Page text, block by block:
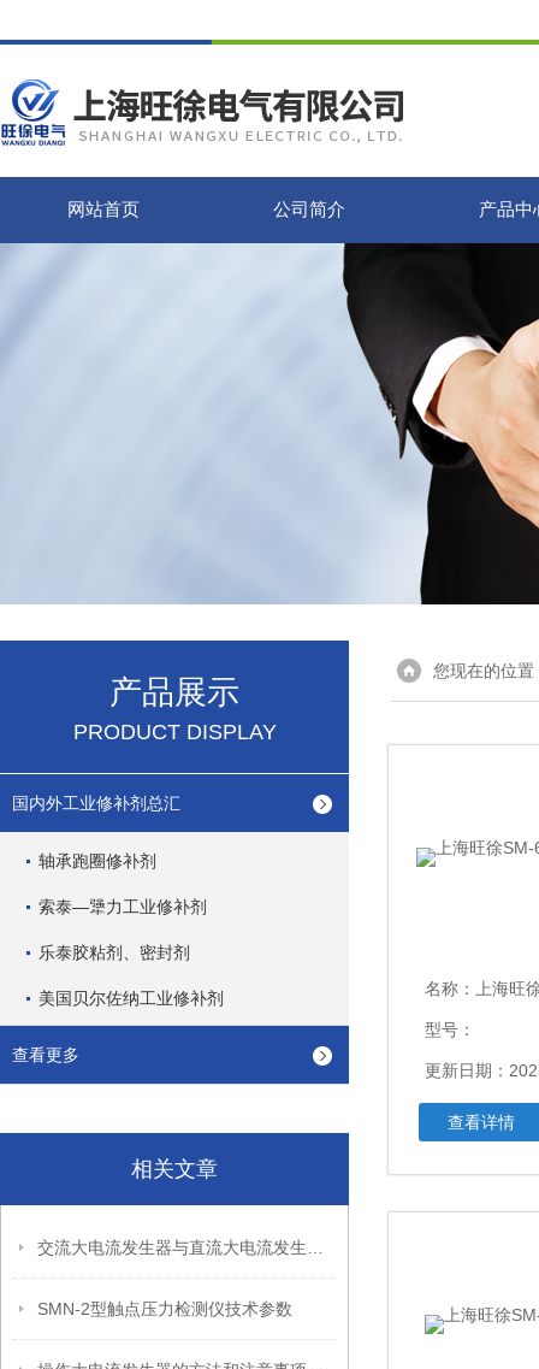
网站首页 公司简介 产品中
产品展示
PRODUCT DISPLAY
国内外工业修补剂总汇
轴承跑圈修补剂
索泰—犟力工业修补剂
乐泰胶粘剂、密封剂
美国贝尔佐纳工业修补剂
查看更多
相关文章
SMN-2型触点压力检测仪技术参数
您现在的位置
名称： 上海旺
型号：
更新日期：
查看详情